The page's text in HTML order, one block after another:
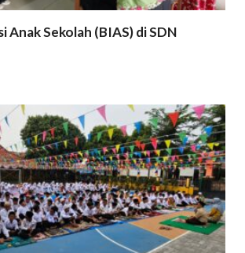
Anak Sekolah (BIAS) di SDN